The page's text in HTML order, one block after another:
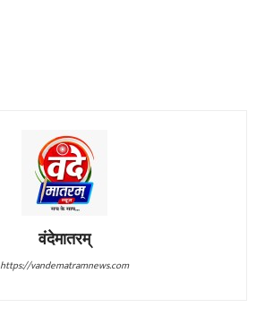
वंदेमातरम्
https://vandematramnews.com